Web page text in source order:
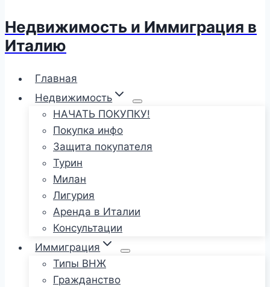
Недвижимость и Иммиграция в
Италию
Главная
Недвижимость
НАЧАТЬ ПОКУПКУ!
Покупка инфо
Защита покупателя
Турин
Милан
Лигурия
Аренда в Италии
Консультации
Иммиграция
Типы ВНЖ
Гражданство